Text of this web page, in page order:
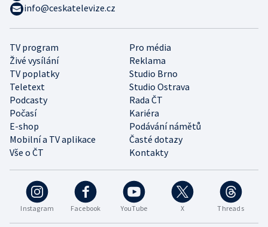
Instagram Facebook YouTube X Threads
TV program
Pro média
Živé vysílání
Reklama
TV poplatky
Studio Brno
Teletext
Studio Ostrava
Podcasty
Rada ČT
Počasí
Kariéra
E-shop
Podávání námětů
Mobilní a TV aplikace
Časté dotazy
Vše o ČT
Kontakty
info@ceskatelevize.cz